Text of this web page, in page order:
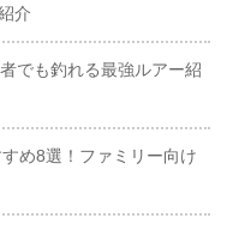
介
でも釣れる最強ルアー紹
め8選！ファミリー向け